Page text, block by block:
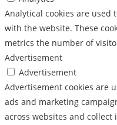
Analytical cookies are
with the website. These
metrics the number of
Advertisement
Advertisement
Advertisement cookies are
ads and marketing
across websites and